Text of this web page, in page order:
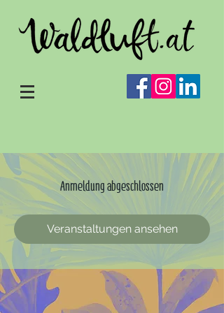
Anmeldung abgeschlossen
Veranstaltungen ansehen